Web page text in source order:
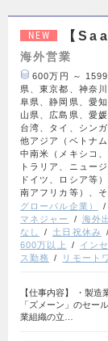
NEW 【
海外営業
600万円 ～ 1599
県、東京都、神奈
阜県、静岡県、愛
山県、広島県、愛
台湾、タイ、シン
他アジア（ベトナ
中南米（メキシコ
トラリア、ニュー
ドイツ、ロシア等
南アフリカ等）、
グローバル企業）
マネジャー
海外
なし
土日祝休み
600万以上
イン
ス勤務
リモート
【仕事内容】 ・製造
「ズメーン」のセー
業組織の立…